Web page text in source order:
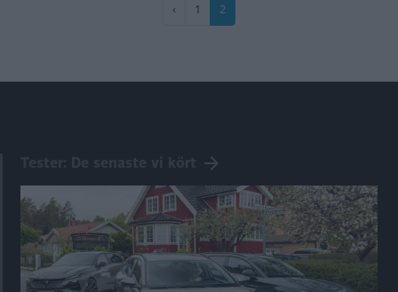
Föregående
‹ Sida
1
Nuvarande
2